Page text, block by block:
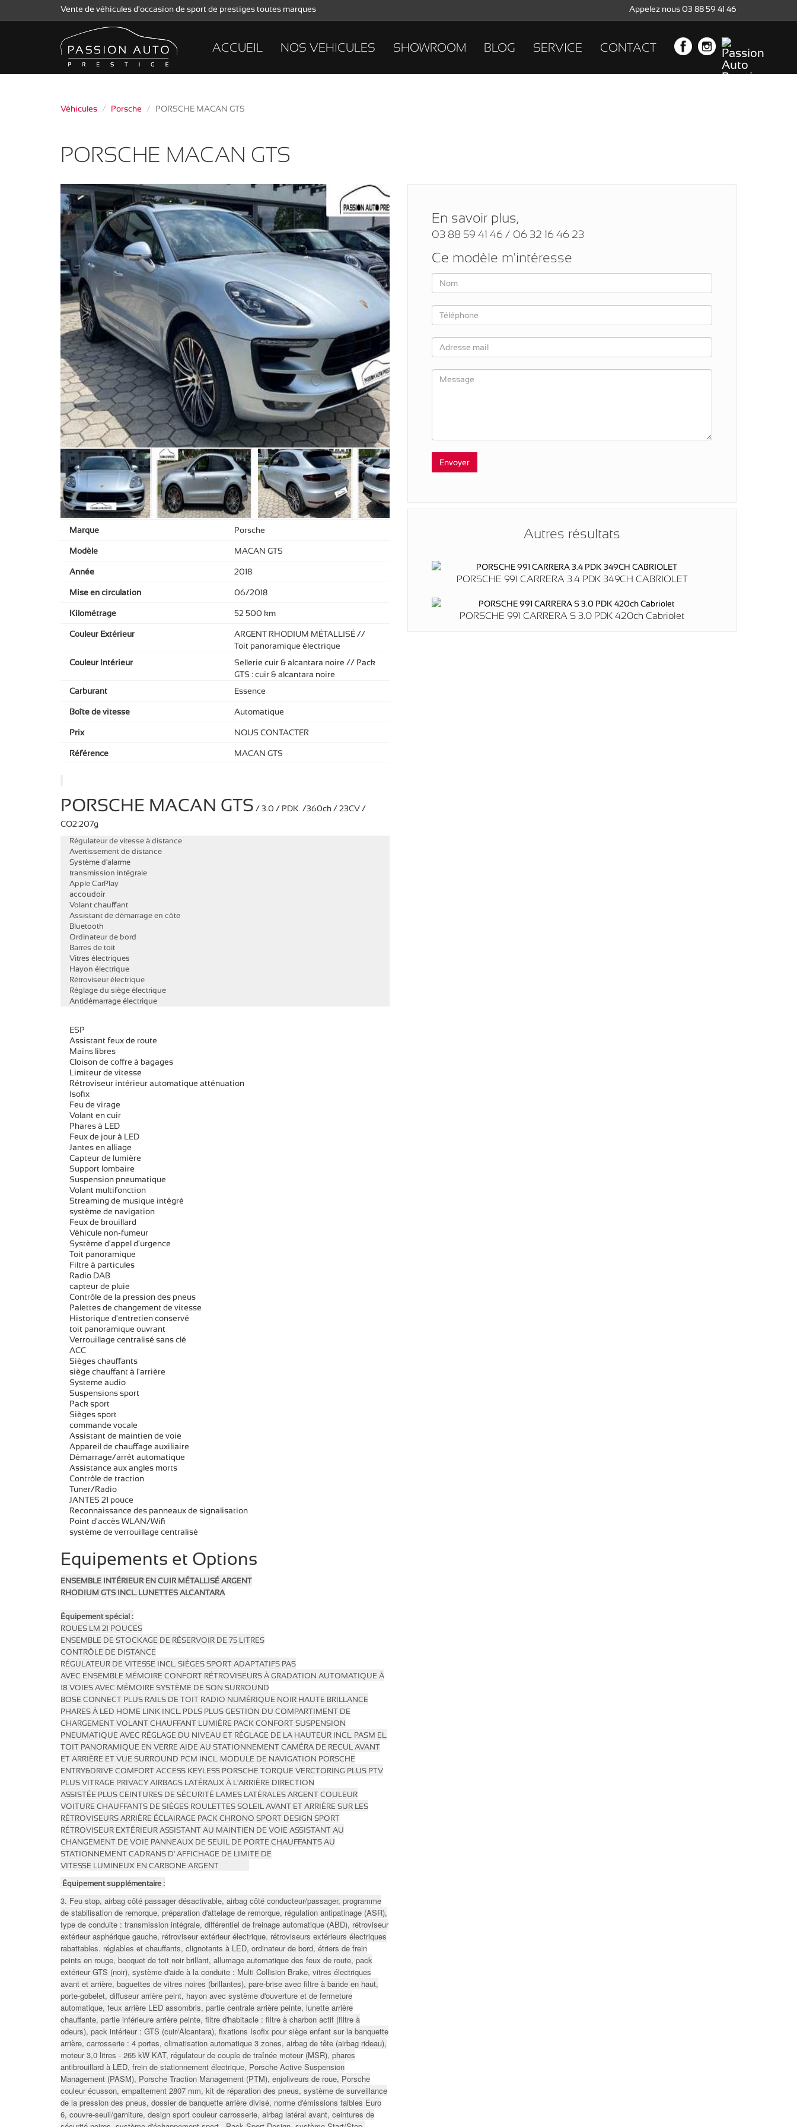
Vente de véhicules d'occasion de sport de prestiges toutes marques Appelez nous 03 88 59 41 46
ACCUEIL NOS VEHICULES SHOWROOM BLOG SERVICE CONTACT
Véhicules Porsche PORSCHE MACAN GTS
PORSCHE MACAN GTS
Marque Porsche
Modèle MACAN GTS
Année 2018
Mise en circulation 06/2018
Kilométrage 52 500 km
Couleur Extérieur
ARGENT RHODIUM MÉTALLISÉ //
Toit panoramique électrique
Couleur Intérieur
Sellerie cuir & alcantara noire // Pack
GTS : cuir & alcantara noire
Carburant
Essence
Boîte de vitesse Automatique
Prix NOUS CONTACTER
Référence MACAN GTS
PORSCHE MACAN GTS / 3.0 / PDK /360ch / 23CV /
CO2:207g
Régulateur de vitesse à distance
Avertissement de distance
Système d'alarme
transmission intégrale
Apple CarPlay
accoudoir
Volant chauffant
Assistant de démarrage en côte
Bluetooth
Ordinateur de bord
Barres de toit
Vitres électriques
Hayon électrique
Rétroviseur électrique
Réglage du siège électrique
Antidémarrage électrique
ESP
Assistant feux de route
Mains libres
Cloison de coffre à bagages
Limiteur de vitesse
Rétroviseur intérieur automatique atténuation
Isofix
Feu de virage
Volant en cuir
Phares à LED
Feux de jour à LED
Jantes en alliage
Capteur de lumière
Support lombaire
Suspension pneumatique
Volant multifonction
Streaming de musique intégré
système de navigation
Feux de brouillard
Véhicule non-fumeur
Système d'appel d'urgence
Toit panoramique
Filtre à particules
Radio DAB
capteur de pluie
Contrôle de la pression des pneus
Palettes de changement de vitesse
Historique d'entretien conservé
toit panoramique ouvrant
Verrouillage centralisé sans clé
ACC
Sièges chauffants
siège chauffant à l'arrière
Systeme audio
Suspensions sport
Pack sport
Sièges sport
commande vocale
Assistant de maintien de voie
Appareil de chauffage auxiliaire
Démarrage/arrêt automatique
Assistance aux angles morts
Contrôle de traction
Tuner/Radio
JANTES 21 pouce
Reconnaissance des panneaux de signalisation
Point d'accès WLAN/Wifi
système de verrouillage centralisé
Equipements et Options
ENSEMBLE INTÉRIEUR EN CUIR MÉTALLISÉ ARGENT
RHODIUM GTS INCL. LUNETTES ALCANTARA
Équipement spécial :
ROUES LM 21 POUCES
ENSEMBLE DE STOCKAGE DE RÉSERVOIR DE 75 LITRES
CONTRÔLE DE DISTANCE
RÉGULATEUR DE VITESSE INCL. SIÈGES SPORT ADAPTATIFS PAS
AVEC ENSEMBLE MÉMOIRE CONFORT RÉTROVISEURS À GRADATION AUTOMATIQUE À
18 VOIES AVEC MÉMOIRE SYSTÈME DE SON SURROUND
BOSE CONNECT PLUS RAILS DE TOIT RADIO NUMÉRIQUE NOIR HAUTE BRILLANCE
PHARES À LED HOME LINK INCL. PDLS PLUS GESTION DU COMPARTIMENT DE
CHARGEMENT VOLANT CHAUFFANT LUMIÈRE PACK CONFORT SUSPENSION
PNEUMATIQUE AVEC RÉGLAGE DU NIVEAU ET RÉGLAGE DE LA HAUTEUR INCL. PASM EL.
TOIT PANORAMIQUE EN VERRE AIDE AU STATIONNEMENT CAMÉRA DE RECUL AVANT
ET ARRIÈRE ET VUE SURROUND PCM INCL. MODULE DE NAVIGATION PORSCHE
ENTRY&DRIVE COMFORT ACCESS KEYLESS PORSCHE TORQUE VERCTORING PLUS PTV
PLUS VITRAGE PRIVACY AIRBAGS LATÉRAUX À L'ARRIÈRE DIRECTION
ASSISTÉE PLUS CEINTURES DE SÉCURITÉ LAMES LATÉRALES ARGENT COULEUR
VOITURE CHAUFFANTS DE SIÈGES ROULETTES SOLEIL AVANT ET ARRIÈRE SUR LES
RÉTROVISEURS ARRIÈRE ÉCLAIRAGE PACK CHRONO SPORT DESIGN SPORT
RÉTROVISEUR EXTÉRIEUR ASSISTANT AU MAINTIEN DE VOIE ASSISTANT AU
CHANGEMENT DE VOIE PANNEAUX DE SEUIL DE PORTE CHAUFFANTS AU
STATIONNEMENT CADRANS D' AFFICHAGE DE LIMITE DE
VITESSE LUMINEUX EN CARBONE ARGENT
Équipement supplémentaire :
3. Feu stop, airbag côté passager désactivable, airbag côté conducteur/passager, programme
de stabilisation de remorque, préparation d'attelage de remorque, régulation antipatinage (ASR),
type de conduite : transmission intégrale, différentiel de freinage automatique (ABD), rétroviseur
extérieur asphérique gauche, rétroviseur extérieur électrique. rétroviseurs extérieurs électriques
rabattables. réglables et chauffants, clignotants à LED, ordinateur de bord, étriers de frein
peints en rouge, becquet de toit noir brillant, allumage automatique des feux de route, pack
extérieur GTS (noir), système d'aide à la conduite : Multi Collision Brake, vitres électriques
avant et arrière, baguettes de vitres noires (brillantes), pare-brise avec filtre à bande en haut,
porte-gobelet, diffuseur arrière peint, hayon avec système d'ouverture et de fermeture
automatique, feux arrière LED assombris, partie centrale arrière peinte, lunette arrière
chauffante, partie inférieure arrière peinte, filtre d'habitacle : filtre à charbon actif (filtre à
odeurs), pack intérieur : GTS (cuir/Alcantara), fixations Isofix pour siège enfant sur la banquette
arrière, carrosserie : 4 portes, climatisation automatique 3 zones, airbag de tête (airbag rideau),
moteur 3,0 litres - 265 kW KAT, régulateur de couple de traînée moteur (MSR), phares
antibrouillard à LED, frein de stationnement électrique, Porsche Active Suspension
Management (PASM), Porsche Traction Management (PTM), enjoliveurs de roue, Porsche
couleur écusson, empattement 2807 mm, kit de réparation des pneus, système de surveillance
de la pression des pneus, dossier de banquette arrière divisé, norme d'émissions faibles Euro
6, couvre-seuil/garniture, design sport couleur carrosserie, airbag latéral avant, ceintures de
En savoir plus,
03 88 59 41 46 / 06 32 16 46 23
Ce modèle m'intéresse
Autres résultats
PORSCHE 991 CARRERA 3.4 PDK 349CH CABRIOLET
PORSCHE 991 CARRERA S 3.0 PDK 420ch Cabriolet